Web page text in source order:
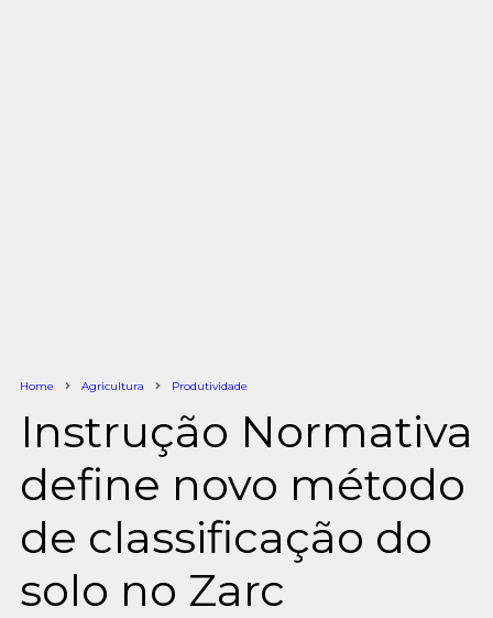
Home Agricultura Produtividade
Instrução Normativa
define novo método
de classificação do
solo no Zarc